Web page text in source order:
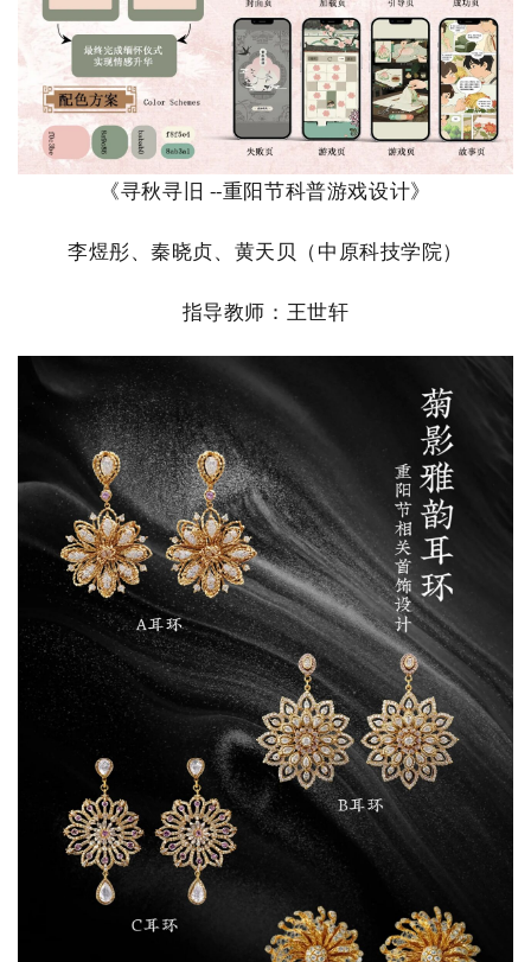
《寻秋寻旧 --重阳节科普游戏设计》
李煜彤、秦晓贞、黄天贝 （中原科技学院）
指导教师： 王世轩